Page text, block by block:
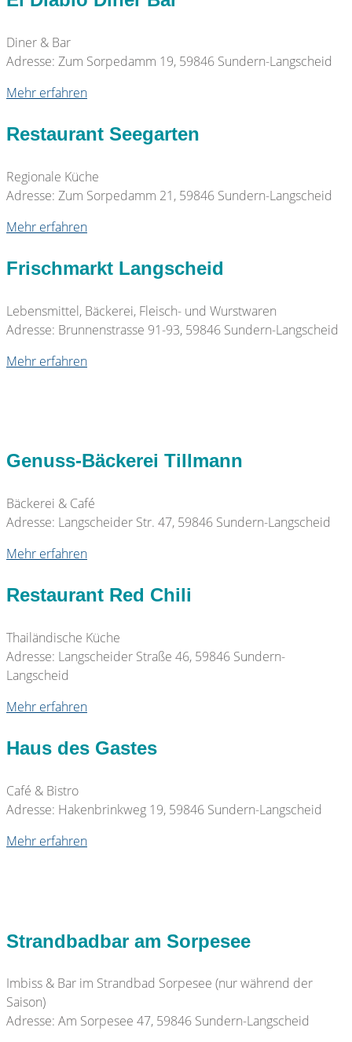
Diner & Bar
Adresse: Zum Sorpedamm 19, 59846 Sundern-Langscheid
Mehr erfahren
Restaurant Seegarten
Regionale Küche
Adresse: Zum Sorpedamm 21, 59846 Sundern-Langscheid
Mehr erfahren
Frischmarkt Langscheid
Lebensmittel, Bäckerei, Fleisch- und Wurstwaren
Adresse: Brunnenstrasse 91-93, 59846 Sundern-Langscheid
Mehr erfahren
Genuss-Bäckerei Tillmann
Bäckerei & Café
Adresse: Langscheider Str. 47, 59846 Sundern-Langscheid
Mehr erfahren
Restaurant Red Chili
Thailändische Küche
Adresse: Langscheider Straße 46, 59846 Sundern-
Langscheid
Mehr erfahren
Haus des Gastes
Café & Bistro
Adresse: Hakenbrinkweg 19, 59846 Sundern-Langscheid
Mehr erfahren
Strandbadbar am Sorpesee
Imbiss & Bar im Strandbad Sorpesee (nur während der
Saison)
Adresse: Am Sorpesee 47, 59846 Sundern-Langscheid